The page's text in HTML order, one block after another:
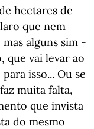
hectares de
que nem
alguns sim -
que vai levar ao
isso... Ou se
muita falta,
que invista
do mesmo